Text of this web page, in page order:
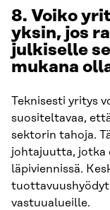
8. Voiko
yksin, jos
julkiselle
mukana
Teknisesti yritys
suositeltavaa,
sektorin tahoja.
johtajuutta, jotka
läpiviennissä.
vastuualueille.